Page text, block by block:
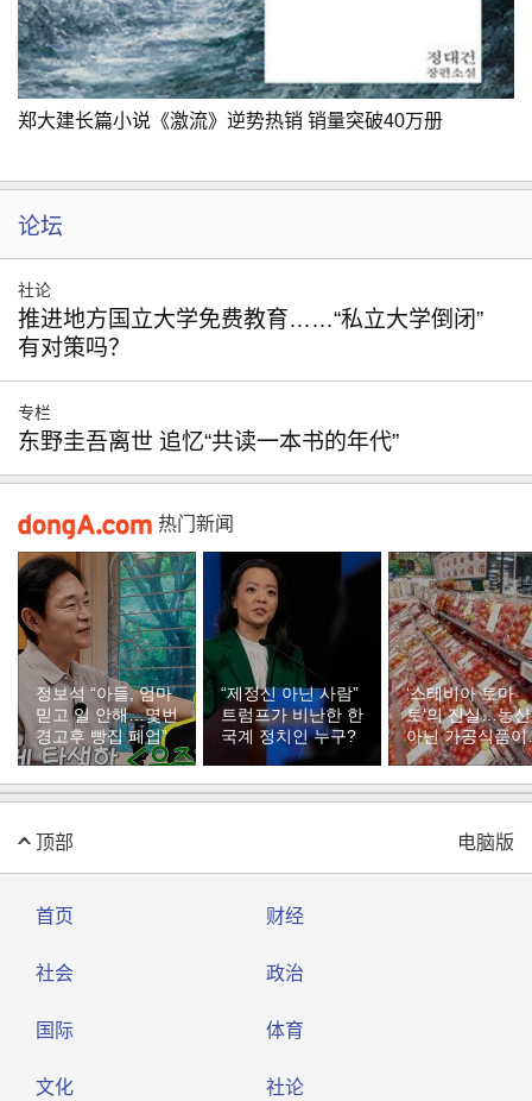
郑大建长篇小说《激流》逆势热销 销量突破40万册
论坛
社论
推进地方国立大学免费教育……“私立大学倒闭”
有对策吗？
专栏
东野圭吾离世 追忆“共读一本书的年代”
热门新闻
정보석 “아들, 엄마
믿고 일 안해…몇번
경고후 빵집 폐업”
“제정신 아닌 사람”
트럼프가 비난한 한
국계 정치인 누구?
‘스테비아 토마
토’의 진실…농
아닌 가공식품이
다
顶部 电脑版
首页 财经
社会 政治
国际 体育
文化 社论